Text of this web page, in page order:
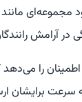
مجموعه‌ای
در آرامش
اطمینان را
سرعت برایشان